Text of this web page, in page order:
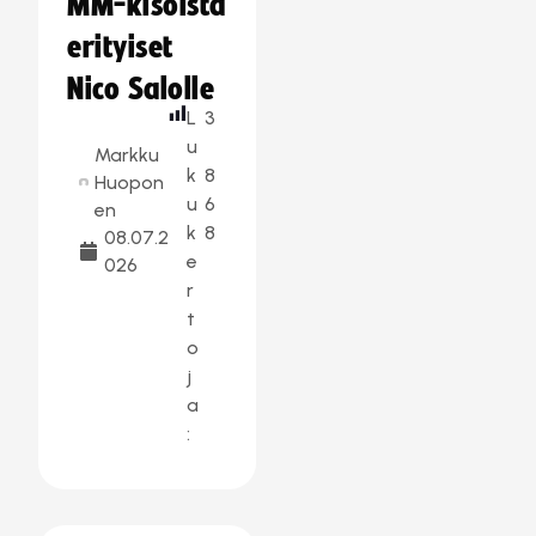
erityiset
Nico Salolle
Markku
Huopon
en
08.07.2
026
L
u
k
u
k
e
r
t
o
j
a
:
3
8
6
8